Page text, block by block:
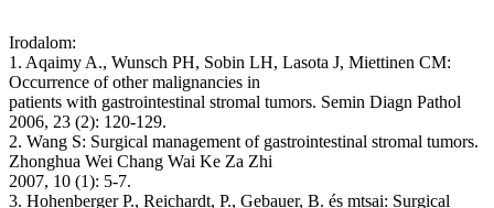
Irodalom:
1. Aqaimy A., Wunsch PH, Sobin LH, Lasota J, Miettinen CM:
Occurrence of other malignancies in
patients with gastrointestinal stromal tumors. Semin Diagn Pathol
2006, 23 (2): 120-129.
2. Wang S: Surgical management of gastrointestinal stromal tumors.
Zhonghua Wei Chang Wai Ke Za Zhi
2007, 10 (1): 5-7.
3. Hohenberger P., Reichardt, P., Gebauer, B. és mtsai: Surgical